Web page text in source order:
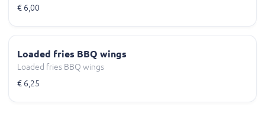
€ 6,00
Loaded fries BBQ wings
Loaded fries BBQ wings
€ 6,25